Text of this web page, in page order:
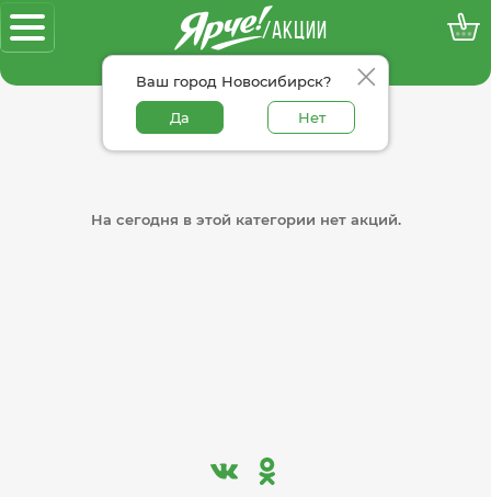
/АКЦИИ
Ваш город Новосибирск?
Да Нет
100% достоверные акции
На сегодня в этой категории нет акций.